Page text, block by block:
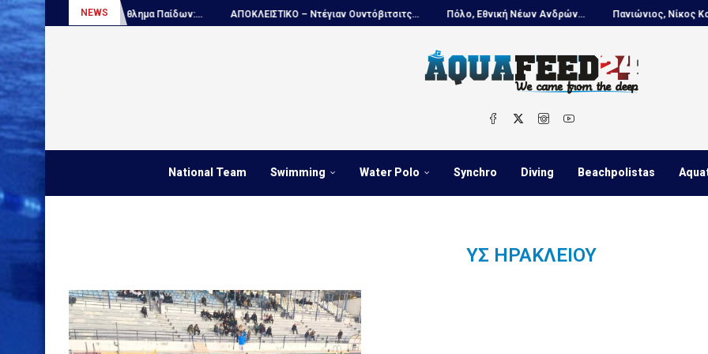
NEWS
Παγκόσμιο πρωτάθλημα Παίδων:... ΑΠΟΚΛΕΙΣΤΙΚΟ – Ντέγιαν Ουντόβιτσιτς... Πόλο, Εθνική Νέων Ανδρών... Πανιώνιος, Νίκος
National Team Swimming Water Polo Synchro Diving Beachpolistas
ΥΣ ΗΡΑΚΛΕΊΟΥ